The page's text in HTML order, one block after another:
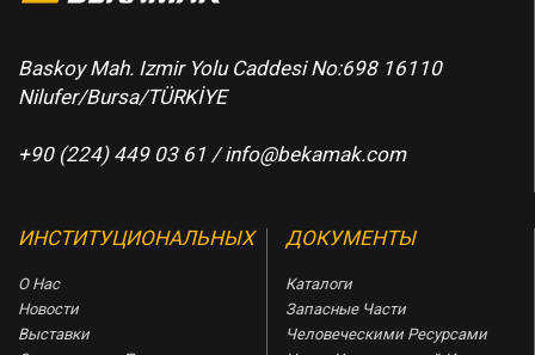
Baskoy Mah. Izmir Yolu Caddesi No:698 16110
Nilufer/Bursa/TÜRKİYE
+90 (224) 449 03 61 /info@bekamak.com
ИНСТИТУЦИОНАЛЬНЫХ
О Нас
Новости
Выставки
ДОКУМЕНТЫ
Каталоги
Запасные Части
Человеческими Ресурсами